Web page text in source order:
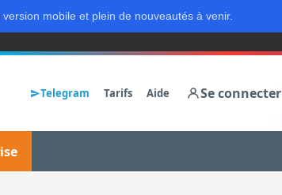
version mobile et plein de nouveautés à venir.
Telegram Tarifs Aide Se connecter